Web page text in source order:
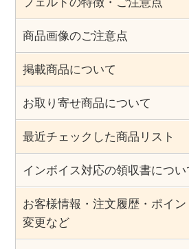
フェルトの特徴・ご注意点
商品画像のご注意点
掲載商品について
お取り寄せ商品について
最近チェックした商品リスト
インボイス対応の領収書につい
お客様情報・注文履歴・ポイ
変更など